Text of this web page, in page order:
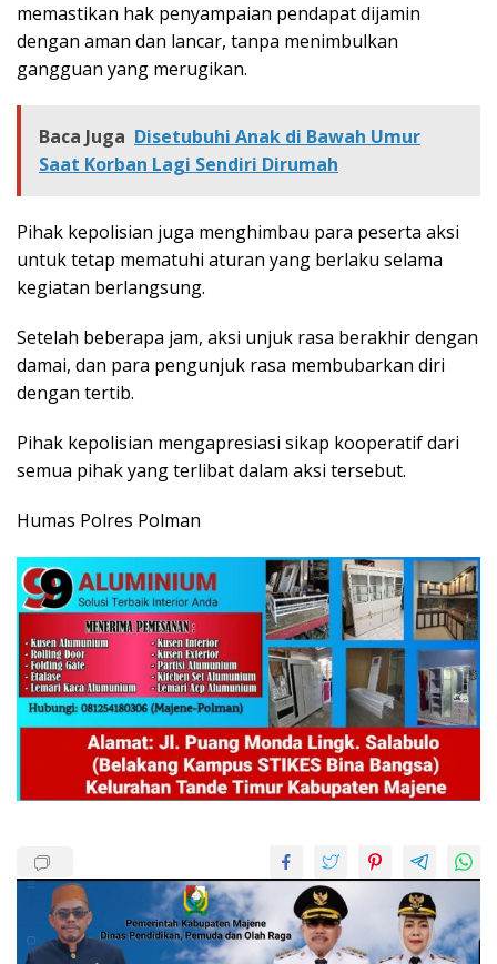
memastikan hak penyampaian pendapat dijamin
dengan aman dan lancar, tanpa menimbulkan
gangguan yang merugikan.
Baca Juga Disetubuhi Anak di Bawah Umur
Saat Korban Lagi Sendiri Dirumah
Pihak kepolisian juga menghimbau para peserta aksi
untuk tetap mematuhi aturan yang berlaku selama
kegiatan berlangsung.
Setelah beberapa jam, aksi unjuk rasa berakhir dengan
damai, dan para pengunjuk rasa membubarkan diri
dengan tertib.
Pihak kepolisian mengapresiasi sikap kooperatif dari
semua pihak yang terlibat dalam aksi tersebut.
Humas Polres Polman